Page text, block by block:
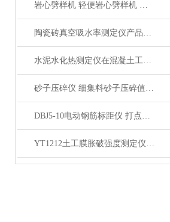
岩心劈样机 轻便岩心劈样机 岩芯劈开机产品展示
陶瓷砖真空吸水率测定仪产品展示
水泥水化热测定仪在混凝土工程中的应用
砂子压碎仪 细集料砂子压碎值指标测定仪产品展示
DBJ5-10电动钢筋标距仪 打点机产品展示
YT1212土工膜胀破强度测定仪产品简介